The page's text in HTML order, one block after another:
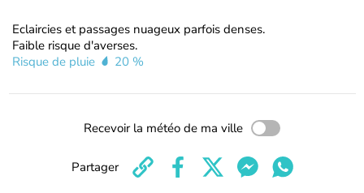
Eclaircies et passages nuageux parfois denses.
Faible risque d'averses.
Risque de pluie
20 %
Recevoir la météo de ma ville
Partager